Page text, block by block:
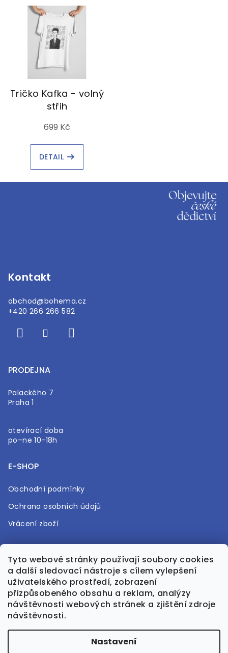
Tyto webové stránky používají soubory cookies
a další sledovací nástroje s cílem vylepšení
uživatelského prostředí, zobrazení
přizpůsobeného obsahu a reklam, analýzy
návštěvnosti webových stránek a zjištění zdroje
návštěvnosti.
Nastavení
Tričko Kafka - volný
střih
699 Kč
DETAIL
Kontakt
obchod@bohema.cz
+420 266 266 582
PRODEJNA
Palackého 7
Praha 1
otevírací doba
po–ne 10-18h
E-SHOP
Obchodní podmínky
Ochrana osobních údajů
Vrácení zboží
O nás
Kontakt
Časté otázky